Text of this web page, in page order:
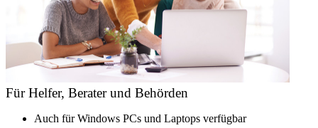
Für Helfer, Berater und Behörden
Auch für Windows PCs und Laptops verfügbar